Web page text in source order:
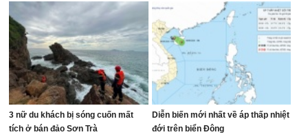
3 nữ du khách bị sóng cuốn mất
tích ở bán đảo Sơn Trà
Diễn biến mới nhất về áp thấp nhiệt
đới trên biển Đông